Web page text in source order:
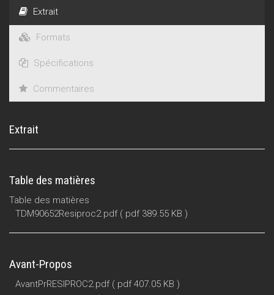
Extrait
Formats
Spécifications
Commentaires
Extrait
Table des matières
Table des matières
TDM90652Resiproc2.pdf ( pdf 389.55 KB )
Avant-Propos
AvantPrRESIPROC2.pdf ( pdf 407.05 KB )